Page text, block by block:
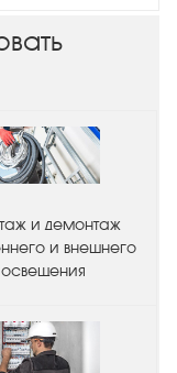
и демонтаж
и внешнего
освещения